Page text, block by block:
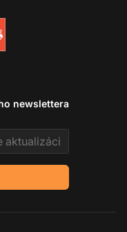
newslettera